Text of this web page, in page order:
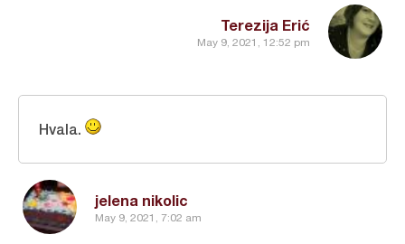
Terezija Erić
May 9, 2021, 12:52 pm
jelena nikolic
May 9, 2021, 7:02 am
Hvala.